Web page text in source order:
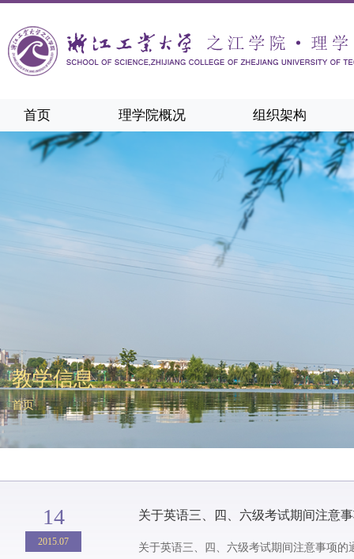
首页 理学院概况 组织架构
教学信息
首页
14
2015.07
关于英语三、四、六级考试期间注意
关于英语三、四、六级考试期间注意事项的通知 2015-07-14 来源：教务部（教师教学发展中心） 2016上半年全国大